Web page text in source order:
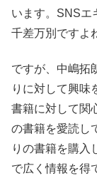
います。SNSエ
千差万別ですよ
ですが、中嶋拓
りに対して興味
書籍に対して関
の書籍を愛読し
りの書籍を購入
で広く情報を得